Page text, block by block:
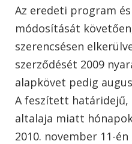
Az eredeti program
módosítását
szerencsésen
szerződését 2009
alapkövet pedig
A feszített határidejű,
altalaja miatt
2010. november 11-